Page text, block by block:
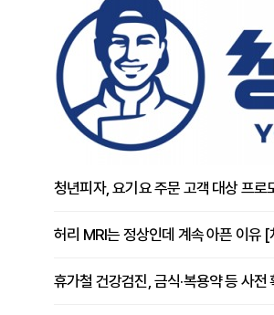
청년피자, 요기요 주문 고객 대상 프로